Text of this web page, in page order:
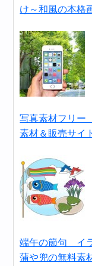
け～和風の本格
写真素材フリ
素材＆販売サイ
端午の節句 イ
蒲や兜の無料素